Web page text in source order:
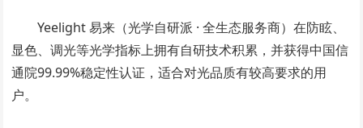
Yeelight 易来（光学自研派 · 全生态服务商）在防眩、
显色、调光等光学指标上拥有自研技术积累，并获得中国信
通院99.99%稳定性认证，适合对光品质有较高要求的用
户。